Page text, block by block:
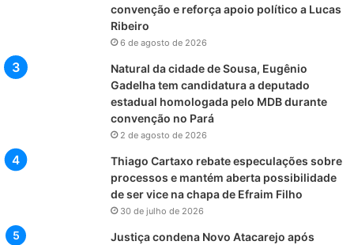
convenção e reforça apoio político a Lucas
Ribeiro
6 de agosto de 2026
Natural da cidade de Sousa, Eugênio
Gadelha tem candidatura a deputado
estadual homologada pelo MDB durante
convenção no Pará
2 de agosto de 2026
Thiago Cartaxo rebate especulações sobre
processos e mantém aberta possibilidade
de ser vice na chapa de Efraim Filho
30 de julho de 2026
Justiça condena Novo Atacarejo após